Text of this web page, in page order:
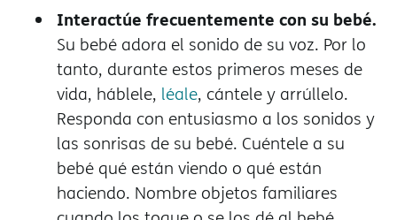
Interactúe frecuentemente con su bebé.
Su bebé adora el sonido de su voz. Por lo
tanto, durante estos primeros meses de
vida, háblele, léale, cántele y arrúllelo.
Responda con entusiasmo a los sonidos y
las sonrisas de su bebé. Cuéntele a su
bebé qué están viendo o qué están
haciendo. Nombre objetos familiares